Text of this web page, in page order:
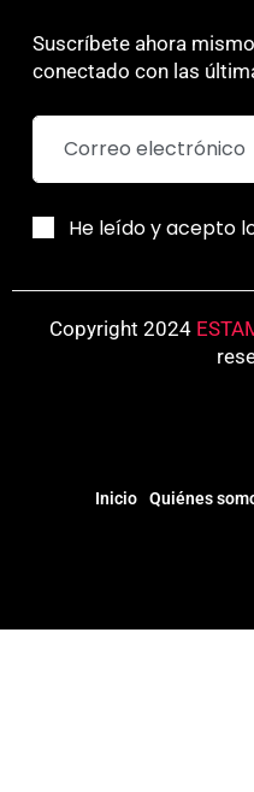
Suscríbete ahora
conectado con las
He leído y acepto
Copyright 2024
Inicio Quiénes